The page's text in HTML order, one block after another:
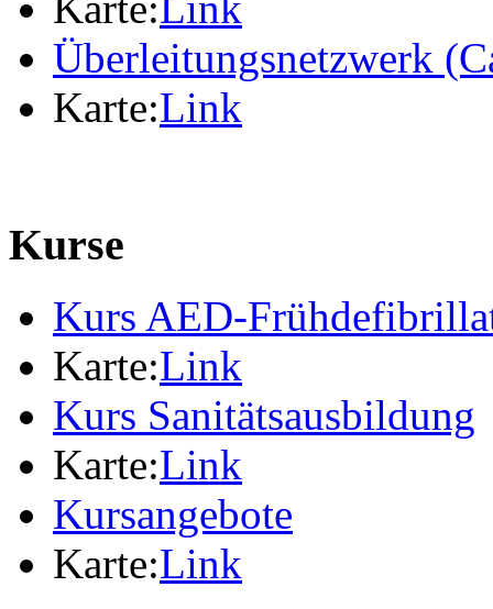
Überleitungsnetzwerk
Karte:Link
Kurse
Kurs AED-
Karte:Link
Kurs Sanitätsausbildung
Karte:Link
Kursangebote
Karte:Link